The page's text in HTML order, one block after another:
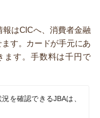
はCICへ、消費者金融
す。カードが手元にあ
ます。手数料は千円で
を確認できるJBAは、